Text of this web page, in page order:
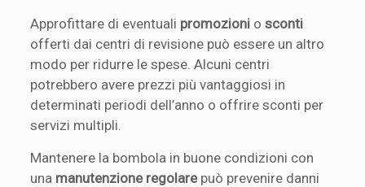
Approfittare di eventuali promozioni osconti
offerti dai centri di revisione può essere un altro
modo per ridurre le spese. Alcuni centri
potrebbero avere prezzi più vantaggiosi in
determinati periodi dell’anno o offrire sconti per
servizi multipli.
Mantenere la bombola in buone condizioni con
una manutenzione regolarepuò prevenire danni